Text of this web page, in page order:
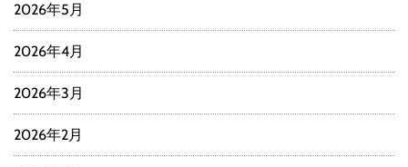
2026年5月
2026年4月
2026年3月
2026年2月